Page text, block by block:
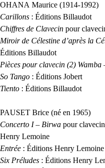
OHANA Maurice (1914-1992)
Carillons : Éditions Billaudot
Chiffres de Clavecin pour
Miroir de Célestine d’après la
Éditions Billaudot
Pièces pour clavecin (2) Wamba
So Tango : Éditions Jobert
Tiento : Éditions Billaudot
PAUSET Brice (né en 1965)
Concerto I – Birwa pour
Henry Lemoine
Entrée : Éditions Henry Lemoine
Six Préludes : Éditions Henry